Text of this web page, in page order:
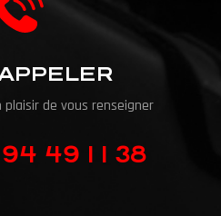
de vous renseigner
49 1 1 38